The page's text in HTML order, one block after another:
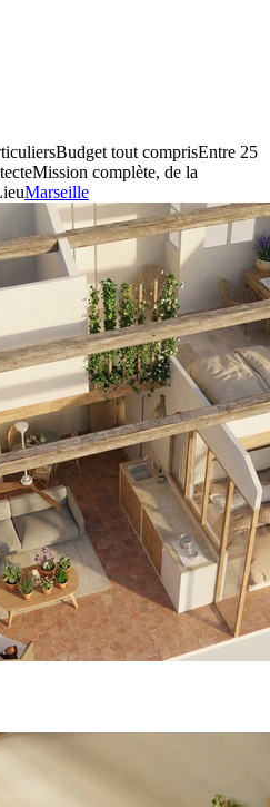
Budget tout comprisEntre 25
Mission complète, de la
Marseille